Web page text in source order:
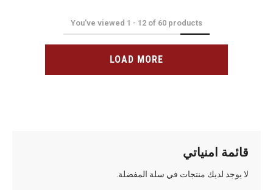
You've viewed 1 - 12 of 60 products
LOAD MORE
قائمة امنياتي
لا يوجد لديك منتجات في سلة المفضلة.